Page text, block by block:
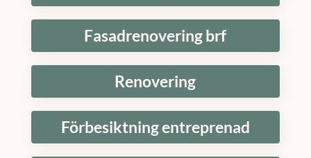
Fasadrenovering brf
Renovering
Förbesiktning entreprenad